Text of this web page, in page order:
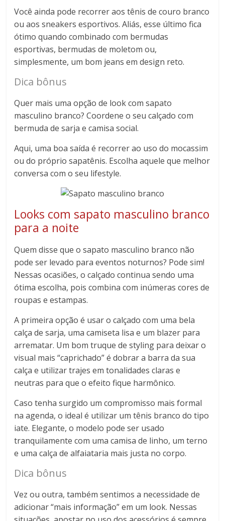
Você ainda pode recorrer aos tênis de couro branco
ou aos sneakers esportivos. Aliás, esse último fica
ótimo quando combinado com bermudas
esportivas, bermudas de moletom ou,
simplesmente, um bom jeans em design reto.
Dica bônus
Quer mais uma opção de look com sapato
masculino branco? Coordene o seu calçado com
bermuda de sarja e camisa social.
Aqui, uma boa saída é recorrer ao uso do mocassim
ou do próprio sapatênis. Escolha aquele que melhor
conversa com o seu lifestyle.
Looks com sapato masculino branco
para a noite
Quem disse que o sapato masculino branco não
pode ser levado para eventos noturnos? Pode sim!
Nessas ocasiões, o calçado continua sendo uma
ótima escolha, pois combina com inúmeras cores de
roupas e estampas.
A primeira opção é usar o calçado com uma bela
calça de sarja, uma camiseta lisa e um blazer para
arrematar. Um bom truque de styling para deixar o
visual mais “caprichado” é dobrar a barra da sua
calça e utilizar trajes em tonalidades claras e
neutras para que o efeito fique harmônico.
Caso tenha surgido um compromisso mais formal
na agenda, o ideal é utilizar um tênis branco do tipo
iate. Elegante, o modelo pode ser usado
tranquilamente com uma camisa de linho, um terno
e uma calça de alfaiataria mais justa no corpo.
Dica bônus
Vez ou outra, também sentimos a necessidade de
adicionar “mais informação” em um look. Nessas